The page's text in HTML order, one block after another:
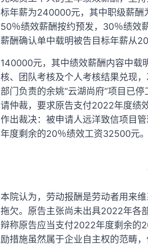
标年薪为240000元，其中职级薪酬
50％绩效薪酬按约预发，30％绩效
薪酬确认单中载明被告目标年薪从
140000元，其中绩效薪酬内容中载
核、团队考核及个人考核结果兑现
部门负责的余姚“云湖尚府”项目已
请仲裁，要求原告支付2022年度绩
作出裁决：被申请人远洋致信项目
年度剩余的20％绩效工资32500元。
本院认为，劳动报酬是劳动者用来
拖欠。原告主张尚未出具2022年各
辩称原告应当支付2022年度剩余的
励措施虽然属于企业自主权的范畴